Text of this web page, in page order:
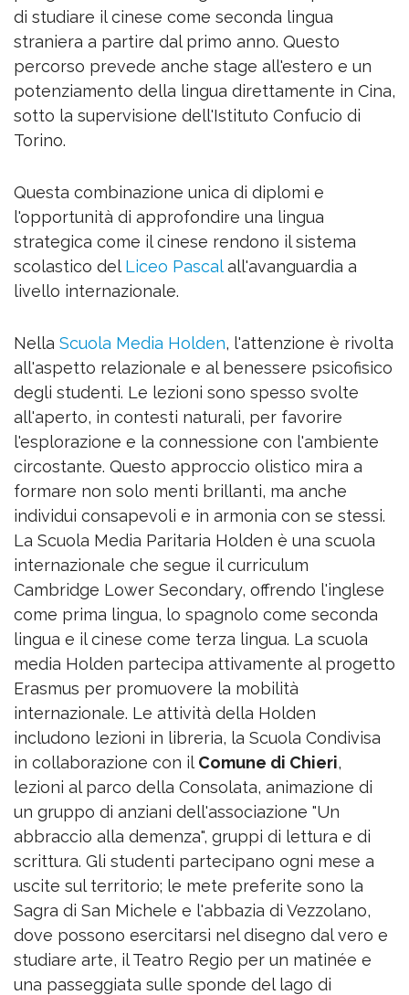
di studiare il cinese come seconda lingua
straniera a partire dal primo anno. Questo
percorso prevede anche stage all'estero e un
potenziamento della lingua direttamente in Cina,
sotto la supervisione dell'Istituto Confucio di
Torino.
Questa combinazione unica di diplomi e
l'opportunità di approfondire una lingua
strategica come il cinese rendono il sistema
scolastico del Liceo Pascalall'avanguardia a
livello internazionale.
Nella Scuola Media Holden, l'attenzione è rivolta
all'aspetto relazionale e al benessere psicofisico
degli studenti. Le lezioni sono spesso svolte
all'aperto, in contesti naturali, per favorire
l'esplorazione e la connessione con l'ambiente
circostante. Questo approccio olistico mira a
formare non solo menti brillanti, ma anche
individui consapevoli e in armonia con se stessi.
La Scuola Media Paritaria Holden è una scuola
internazionale che segue il curriculum
Cambridge Lower Secondary, offrendo l'inglese
come prima lingua, lo spagnolo come seconda
lingua e il cinese come terza lingua. La scuola
media Holden partecipa attivamente al progetto
Erasmus per promuovere la mobilità
internazionale. Le attività della Holden
includono lezioni in libreria, la Scuola Condivisa
in collaborazione con il Comune di Chieri,
lezioni al parco della Consolata, animazione di
un gruppo di anziani dell'associazione "Un
abbraccio alla demenza", gruppi di lettura e di
scrittura. Gli studenti partecipano ogni mese a
uscite sul territorio; le mete preferite sono la
Sagra di San Michele e l'abbazia di Vezzolano,
dove possono esercitarsi nel disegno dal vero e
studiare arte, il Teatro Regio per un matinée e
una passeggiata sulle sponde del lago di